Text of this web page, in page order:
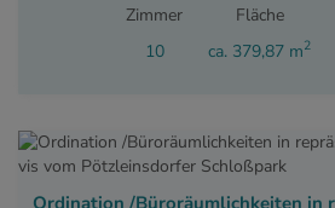
Zimmer
10
Fläche
ca. 379,87 m2
Ordination /Büroräumlichkeiten in